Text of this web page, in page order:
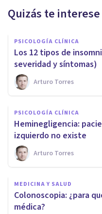
Quizás te interese
PSICOLOGÍA CLÍNICA
Los 12 tipos de
severidad y síntomas)
Arturo Torres
PSICOLOGÍA CLÍNICA
Heminegligencia:
izquierdo no existe
Arturo Torres
MEDICINA Y SALUD
​Colonoscopia: ¿para
médica?